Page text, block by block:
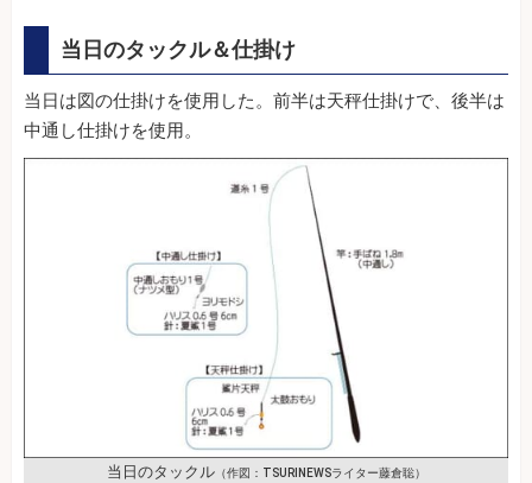
当日のタックル＆仕掛け
当日は図の仕掛けを使用した。前半は天秤仕掛けで、後半は
中通し仕掛けを使用。
当日のタックル（作図：TSURINEWSライター藤倉聡）